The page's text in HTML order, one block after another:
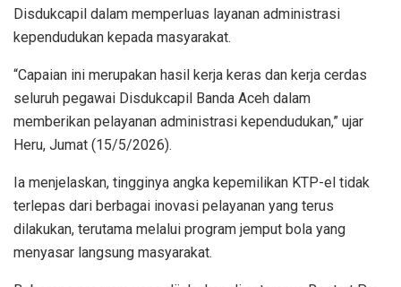
Disdukcapil dalam memperluas layanan administrasi
kependudukan kepada masyarakat.
“Capaian ini merupakan hasil kerja keras dan kerja cerdas
seluruh pegawai Disdukcapil Banda Aceh dalam
memberikan pelayanan administrasi kependudukan,” ujar
Heru, Jumat (15/5/2026).
Ia menjelaskan, tingginya angka kepemilikan KTP-el tidak
terlepas dari berbagai inovasi pelayanan yang terus
dilakukan, terutama melalui program jemput bola yang
menyasar langsung masyarakat.